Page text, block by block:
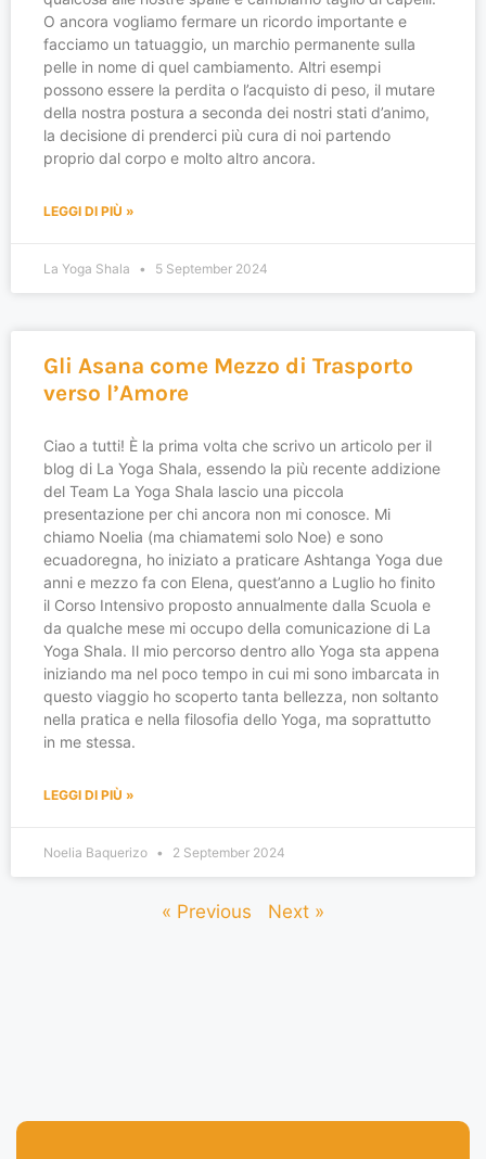
O ancora vogliamo fermare un ricordo importante e
facciamo un tatuaggio, un marchio permanente sulla
pelle in nome di quel cambiamento. Altri esempi
possono essere la perdita o l’acquisto di peso, il mutare
della nostra postura a seconda dei nostri stati d’animo,
la decisione di prenderci più cura di noi partendo
proprio dal corpo e molto altro ancora.
LEGGI DI PIÙ »
La Yoga Shala 5 September 2024
Gli Asana come Mezzo di Trasporto
verso l’Amore
Ciao a tutti! È la prima volta che scrivo un articolo per il
blog di La Yoga Shala, essendo la più recente addizione
del Team La Yoga Shala lascio una piccola
presentazione per chi ancora non mi conosce. Mi
chiamo Noelia (ma chiamatemi solo Noe) e sono
ecuadoregna, ho iniziato a praticare Ashtanga Yoga due
anni e mezzo fa con Elena, quest’anno a Luglio ho finito
il Corso Intensivo proposto annualmente dalla Scuola e
da qualche mese mi occupo della comunicazione di La
Yoga Shala. Il mio percorso dentro allo Yoga sta appena
iniziando ma nel poco tempo in cui mi sono imbarcata in
questo viaggio ho scoperto tanta bellezza, non soltanto
nella pratica e nella filosofia dello Yoga, ma soprattutto
in me stessa.
LEGGI DI PIÙ »
Noelia Baquerizo 2 September 2024
« Previous Next »